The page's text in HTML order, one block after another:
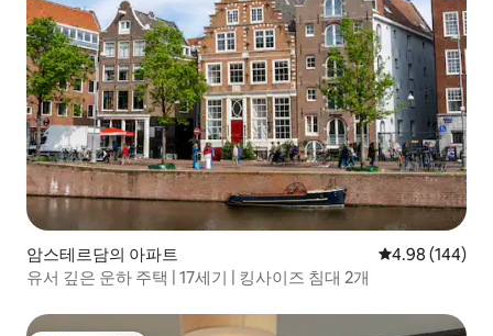
암스테르담의 아파트 평점 4.98점(5
4.98 (144)
유서 깊은 운하 주택 | 17세기 | 킹사이즈 침대 2개